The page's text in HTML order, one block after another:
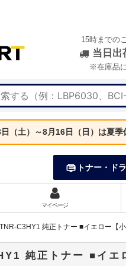
15時までの
当日出
※在庫品
（土）～8月16日（日）は夏季
トナー・ド
マイページ
C3HY1 純正トナー ■イエロー【小
純正トナー ■イエ